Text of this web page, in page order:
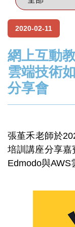
2020-02-11
網上互動
雲端技術
分享會
張堇禾老師於
培訓講座分享嘉
Edmodo與AWS